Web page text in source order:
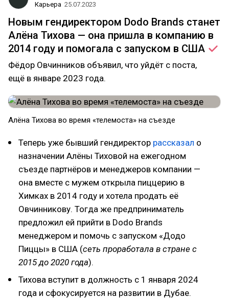
Карьера 25.07.2023
Новым гендиректором Dodo Brands станет
Алёна Тихова — она пришла в компанию в
2014 году и помогала с запуском в США
Фёдор Овчинников объявил, что уйдёт с поста,
ещё в январе 2023 года.
Алёна Тихова во время «телемоста» на съезде
Теперь уже бывший гендиректор рассказал о
назначении Алёны Тиховой на ежегодном
съезде партнёров и менеджеров компании —
она вместе с мужем открыла пиццерию в
Химках в 2014 году и хотела продать её
Овчинникову. Тогда же предприниматель
предложил ей прийти в Dodo Brands
менеджером и помочь с запуском «Додо
Пиццы» в США (сеть проработала в стране с
2015 до 2020 года).
Тихова вступит в должность с 1 января 2024
года и сфокусируется на развитии в Дубае.